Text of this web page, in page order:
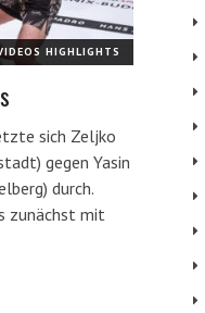
HIGHLIGHTS
sich Zeljko
gegen Yasin
durch.
zunächst mit